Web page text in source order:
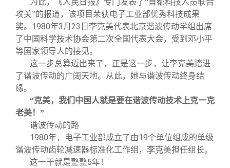
为此，《人民日报》专门发表了“首都科技人员联合
攻关”的报道，该项目荣获电子工业部优秀科技成果
奖。 1980年3 月 23 日李克美代表北京谐波传动学组出席
了中国科学技术协会第二次全国代表大会，受到邓小平
等国家领导人的接见。
这一步总算迈出来了，正是这一步，让李克美踏进
了谐波传动的广阔天地。从此，她与谐波传动终身结
缘。
“克美，我们中国人就是要在谐波传动技术上克一克
老美！”
谐波传动的路
1980年，电子工业部成立了由19个单位组成的单级
谐波传动齿轮减速器标准化工作组，李克美担任组长。
这一干就是整整5年！